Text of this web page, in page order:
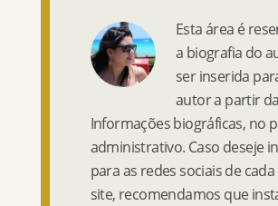
Esta área é
a biografia do
ser inserida
autor a partir
Informações biográficas, no
administrativo. Caso deseje
para as redes sociais de
site, recomendamos que